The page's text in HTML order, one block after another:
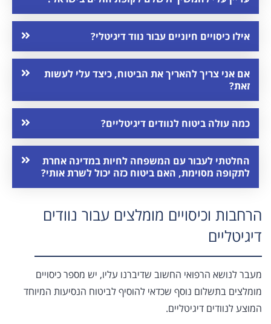
אילו כיסויים חיוניים עבור נווד דיגיטלי?
אם אני צריך להאריך את הביטוח, כיצד עלי לעשות
זאת?
כמה עולה ביטוח לנוודים דיגיטליים?
החלטתי לעבור עם המשפחה לחיות במדינה אחרת
לתקופה מסוימת, האם ביטוח כזה יכול לשרת אותי?
הרחבות וכיסויים מומלצים עבור נוודים
דיגיטליים
מעבר לנושא הרפואי החשוב שדיברנו עליו, יש מספר כיסויים
מומלצים בתשלום נוסף שכדאי להוסיף לביטוח הנסיעות המיוחד
המוצע לנוודים דיגיטליים.